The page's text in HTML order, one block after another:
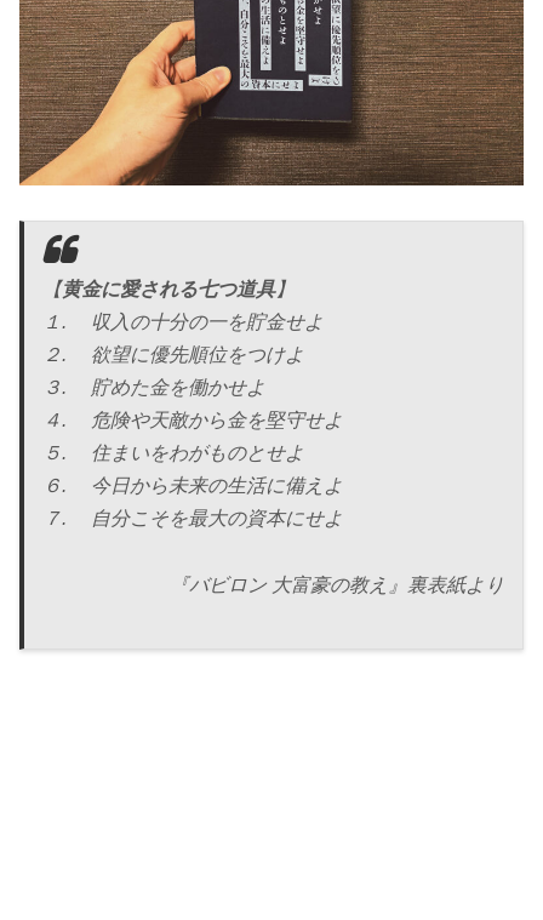
【黄金に愛される七つ道具】
１. 収入の十分の一を貯金せよ
２. 欲望に優先順位をつけよ
３. 貯めた金を働かせよ
４. 危険や天敵から金を堅守せよ
５. 住まいをわがものとせよ
６. 今日から未来の生活に備えよ
７. 自分こそを最大の資本にせよ
『バビロン 大富豪の教え』裏表紙より